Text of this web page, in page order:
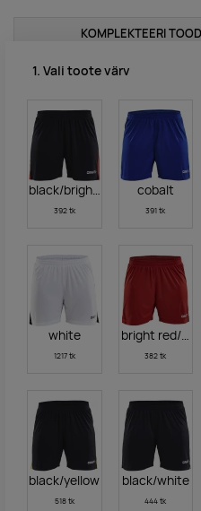
KOMPLEKTEERI
1. Vali toote värv
black/bright red
392 tk
cobalt
391 tk
white
1217 tk
bright red/
382 tk
black/yellow
518 tk
black/white
444 tk